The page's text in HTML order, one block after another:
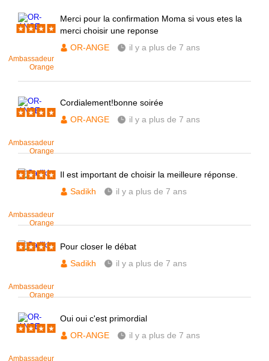
Ambassadeur
Orange
Merci pour la confirmation Moma si vous etes la
merci choisir une reponse
OR-ANGE
il y a plus de 7 ans
Ambassadeur
Orange
Cordialement!bonne soirée
OR-ANGE
il y a plus de 7 ans
Ambassadeur
Orange
Il est important de choisir la meilleure réponse.
Sadikh
il y a plus de 7 ans
Ambassadeur
Orange
Pour closer le débat
Sadikh
il y a plus de 7 ans
Ambassadeur
Oui oui c'est primordial
OR-ANGE
il y a plus de 7 ans